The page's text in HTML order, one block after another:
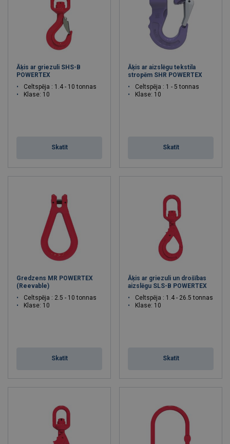
Āķis ar griezuli SHS-B
POWERTEX
Celtspēja : 1.4 - 10 tonnas
Klase: 10
Skatīt
Āķis ar aizslēgu tekstila
stropēm SHR POWERTEX
Celtspēja : 1 - 5 tonnas
Klase: 10
Skatīt
Gredzens MR POWERTEX
(Reevable)
Celtspēja : 2.5 - 10 tonnas
Klase: 10
Skatīt
Āķis ar griezuli un drošības
aizslēgu SLS-B POWERTEX
Celtspēja : 1.4 - 26.5 tonnas
Klase: 10
Skatīt